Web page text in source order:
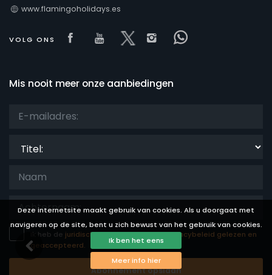
Deze internetsite maakt gebruik van cookies. Als u doorgaat met
navigeren op de site, bent u zich bewust van het gebruik van cookies.
Ik ben het eens
Meer info hier
www.flamingoholidays.es
VOLG ONS Visit our Facebook page
Visit our youtube page
Visit our x page
Visit our isntagram
Visit our
Mis nooit meer onze aanbiedingen
Ik heb de juridische disclaimeren hetprivacybeleid gelezen en
geaccepteerd.
Abonnement opslaan